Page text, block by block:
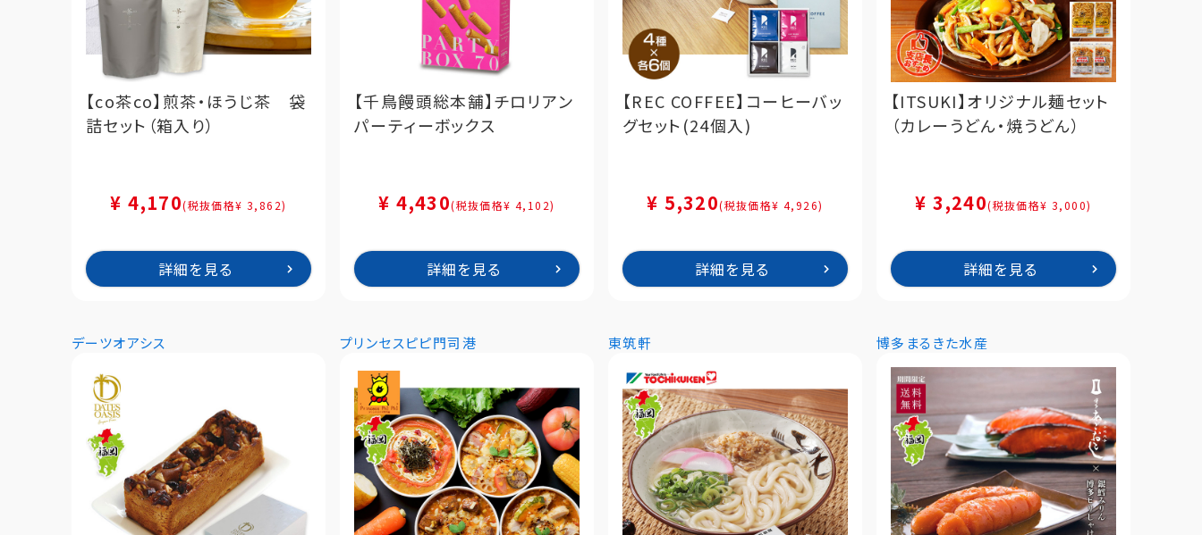
【co茶co】煎茶・ほうじ茶 袋
詰セット（箱入り）
¥ 4,170(税抜価格¥ 3,862)
詳細を見る
【千鳥饅頭総本舗】チロリアン
パーティーボックス
¥ 4,430(税抜価格¥ 4,102)
詳細を見る
【REC COFFEE】コーヒーバッ
グセット(24個入)
¥ 5,320(税抜価格¥ 4,926)
詳細を見る
【ITSUKI】オリジナル麺セット
（カレーうどん・焼うどん）
¥ 3,240(税抜価格¥ 3,000)
詳細を見る
デーツオアシス プリンセスピピ門司港 東筑軒 博多まるきた水産